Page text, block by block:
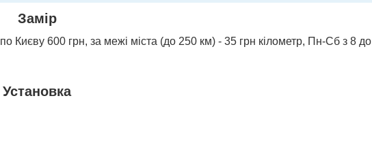
Замір
Києву 600 грн, за межі міста (до 250 км) - 35 грн кілометр, Пн-Сб з 8 до
Установка